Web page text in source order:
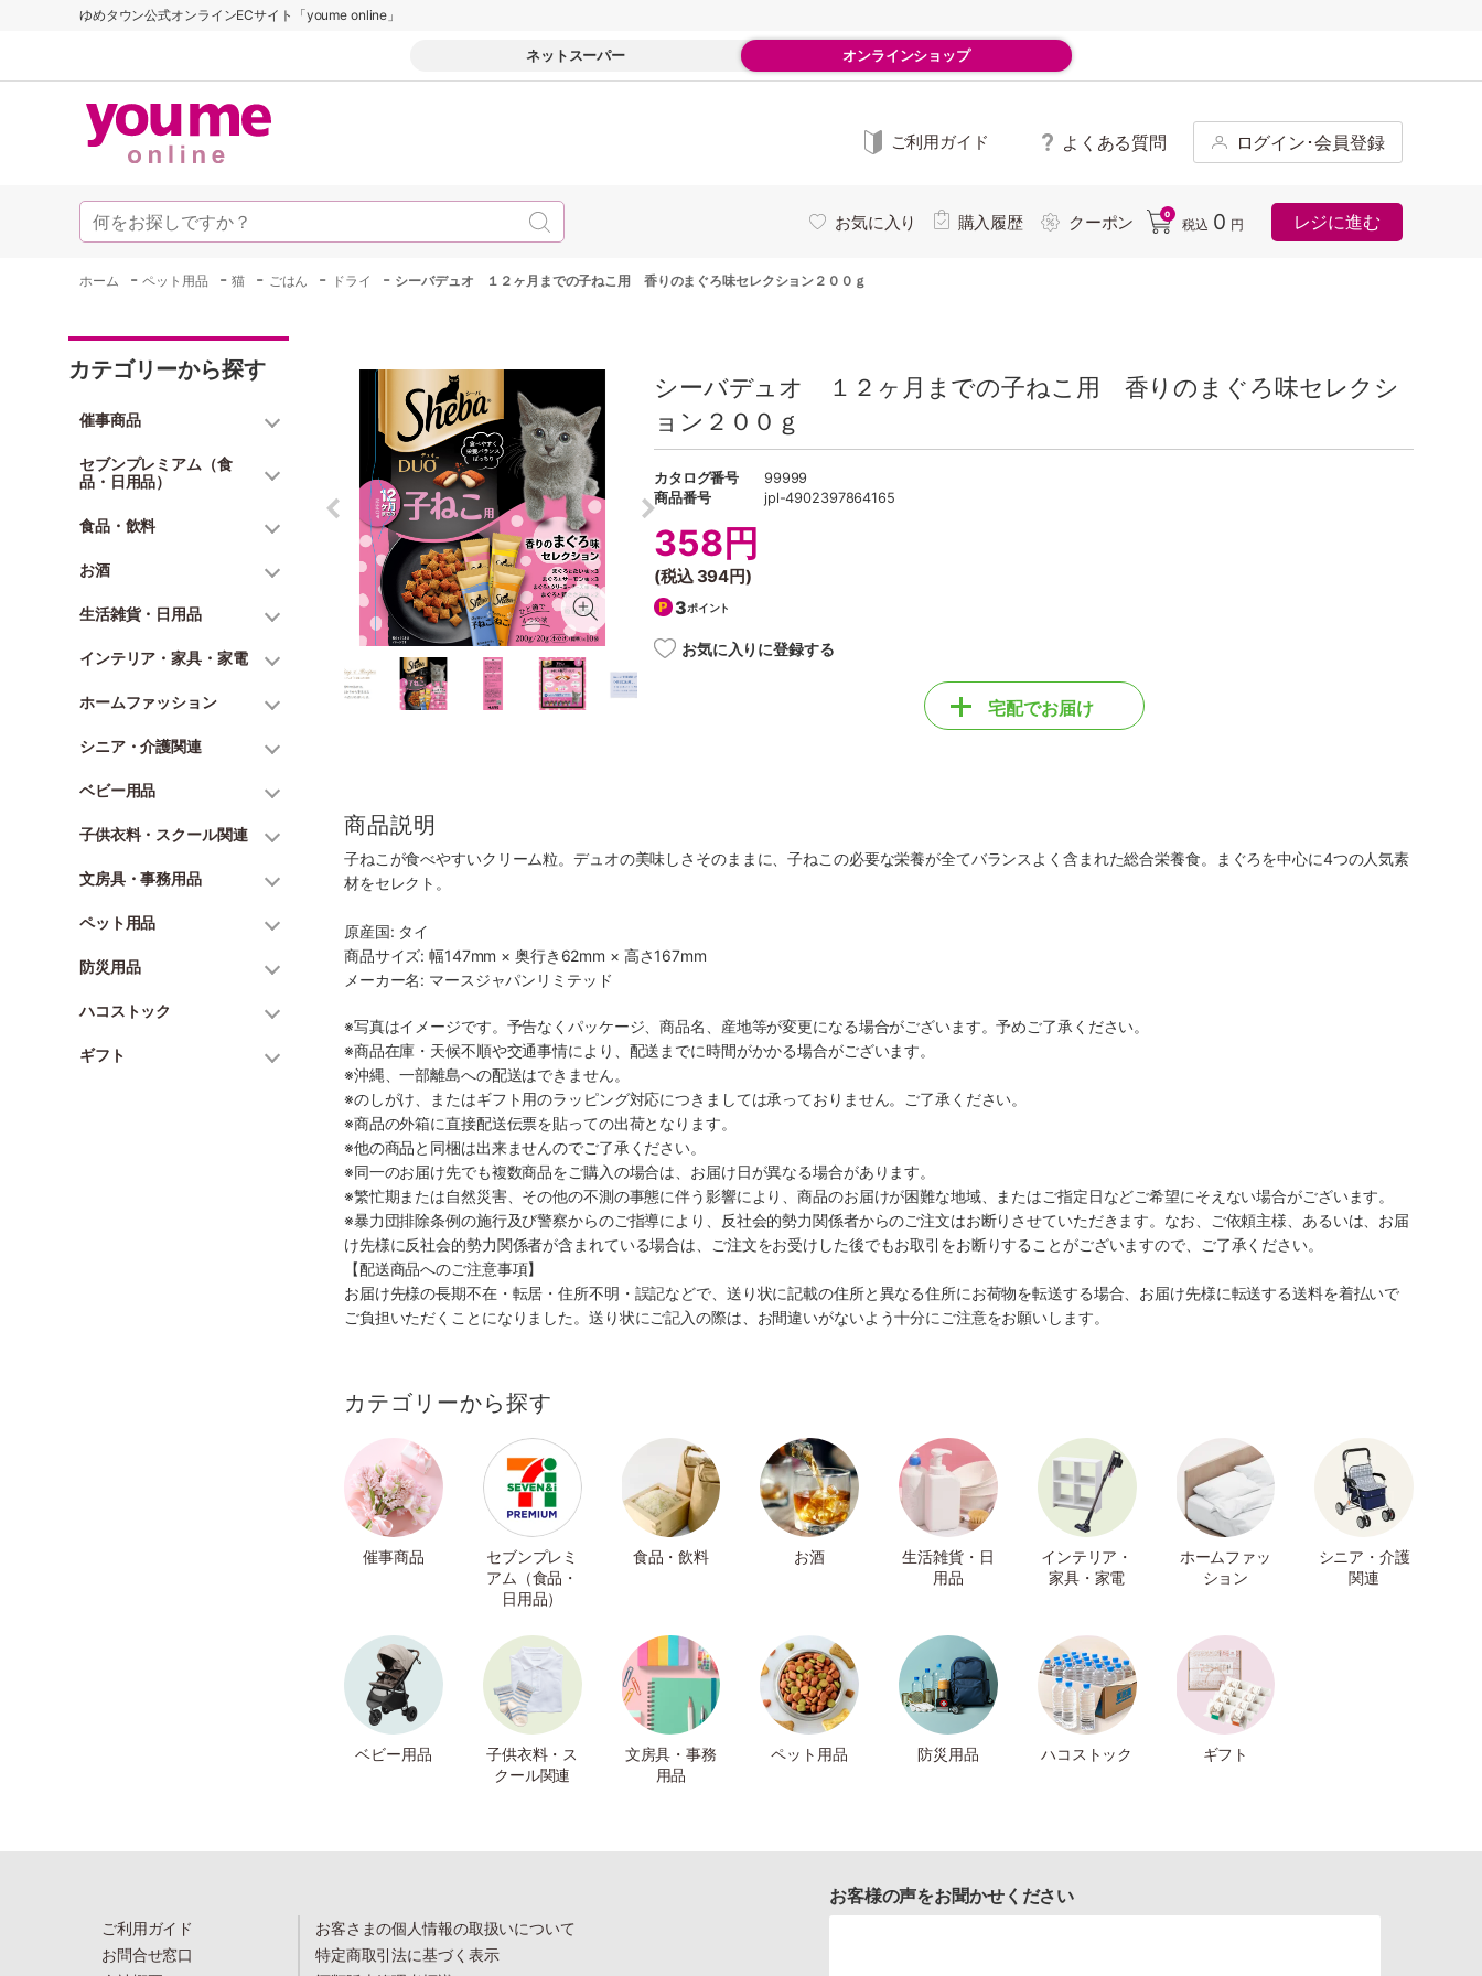
ゆめタウン公式オンラインECサイト「youme online」
ネットスーパー オンラインショップ
ご利用ガイド よくある質問 ログイン･会員登録
お気に入り 購入履歴 クーポン 0
税込 0 円 レジに進む
ホーム -ペット用品 -猫 - ごはん - ドライ - シーバデュオ １２ヶ月までの子ねこ用 香りのまぐろ味セレクション２００ｇ
カテゴリーから探す
催事商品
セブンプレミアム（食
品・日用品）
食品・飲料
お酒
生活雑貨・日用品
インテリア・家具・家電
ホームファッション
シニア・介護関連
ベビー用品
子供衣料・スクール関連
文房具・事務用品
ペット用品
防災用品
ハコストック
ギフト
シーバデュオ １２ヶ月までの子ねこ用 香りのまぐろ味セレクシ
ョン２００ｇ
カタログ番号
99999
商品番号
jpl-4902397864165
358円
(税込 394円)
3ポイント
お気に入りに登録する
宅配でお届け
商品説明
子ねこが食べやすいクリーム粒。デュオの美味しさそのままに、子ねこの必要な栄養が全てバランスよく含まれた総合栄養食。まぐろを中心に4つの人気素
材をセレクト。
原産国: タイ
商品サイズ: 幅147mm × 奥行き62mm × 高さ167mm
メーカー名: マースジャパンリミテッド
※写真はイメージです。予告なくパッケージ、商品名、産地等が変更になる場合がございます。予めご了承ください。
※商品在庫・天候不順や交通事情により、配送までに時間がかかる場合がございます。
※沖縄、一部離島への配送はできません。
※のしがけ、またはギフト用のラッピング対応につきましては承っておりません。ご了承ください。
※商品の外箱に直接配送伝票を貼っての出荷となります。
※他の商品と同梱は出来ませんのでご了承ください。
※同一のお届け先でも複数商品をご購入の場合は、お届け日が異なる場合があります。
※繁忙期または自然災害、その他の不測の事態に伴う影響により、商品のお届けが困難な地域、またはご指定日などご希望にそえない場合がございます。
※暴力団排除条例の施行及び警察からのご指導により、反社会的勢力関係者からのご注文はお断りさせていただきます。なお、ご依頼主様、あるいは、お届
け先様に反社会的勢力関係者が含まれている場合は、ご注文をお受けした後でもお取引をお断りすることがございますので、ご了承ください。
【配送商品へのご注意事項】
お届け先様の長期不在・転居・住所不明・誤記などで、送り状に記載の住所と異なる住所にお荷物を転送する場合、お届け先様に転送する送料を着払いで
ご負担いただくことになりました。送り状にご記入の際は、お間違いがないよう十分にご注意をお願いします。
カテゴリーから探す
催事商品
セブンプレミ
アム（食品・
日用品）
食品・飲料 お酒
生活雑貨・日
用品
インテリア・
家具・家電
ホームファッ
ション
シニア・介護
関連
ベビー用品
子供衣料・ス
クール関連
文房具・事務
用品
ペット用品 防災用品 ハコストック ギフト
ご利用ガイド
お問合せ窓口
お客さまの個人情報の取扱いについて
特定商取引法に基づく表示
お客様の声をお聞かせください